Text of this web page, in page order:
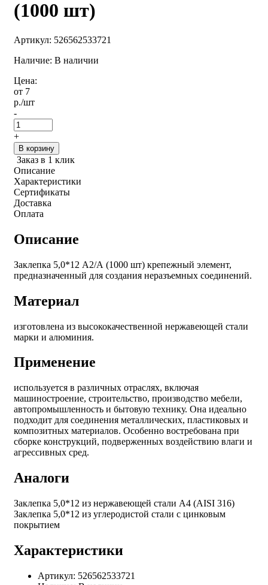
(1000 шт)
Артикул: 526562533721
Наличие: В наличии
Цена:
от 7
р./шт
-
+
В корзину
Заказ в 1 клик
Описание
Характеристики
Сертификаты
Доставка
Оплата
Описание
Заклепка 5,0*12 А2/А (1000 шт) крепежный элемент,
предназначенный для создания неразъемных соединений.
Материал
изготовлена из высококачественной нержавеющей стали
марки и алюминия.
Применение
используется в различных отраслях, включая
машиностроение, строительство, производство мебели,
автопромышленность и бытовую технику. Она идеально
подходит для соединения металлических, пластиковых и
композитных материалов. Особенно востребована при
сборке конструкций, подверженных воздействию влаги и
агрессивных сред.
Аналоги
Заклепка 5,0*12 из нержавеющей стали A4 (AISI 316)
Заклепка 5,0*12 из углеродистой стали с цинковым
покрытием
Характеристики
Артикул: 526562533721